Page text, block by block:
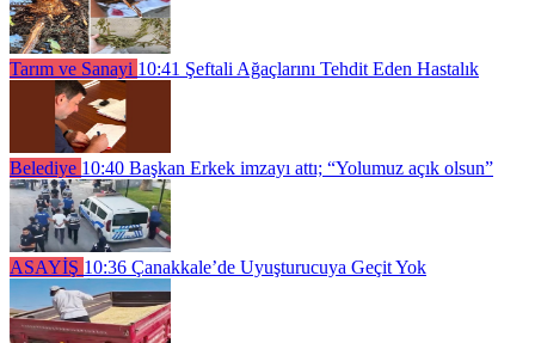
Tarım ve Sanayi 10:41 Şeftali Ağaçlarını Tehdit Eden Hastalık
Belediye 10:40 Başkan Erkek imzayı attı; “Yolumuz açık olsun”
ASAYİŞ 10:36 Çanakkale’de Uyuşturucuya Geçit Yok